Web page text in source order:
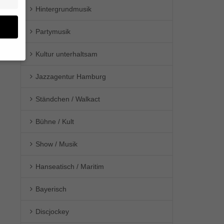
Hintergrundmusik
Partymusik
Kultur unterhaltsam
Jazzagentur Hamburg
Ständchen / Walkact
Bühne / Kult
Show / Musik
Hanseatisch / Maritim
Bayerisch
Discjockey